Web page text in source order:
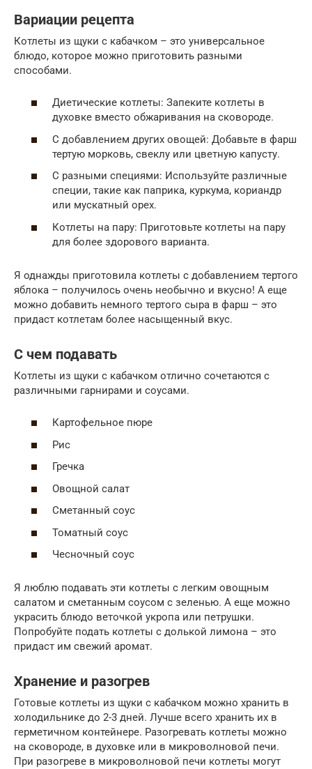
Вариации рецепта
Котлеты из щуки с кабачком – это универсальное
блюдо, которое можно приготовить разными
способами.
Диетические котлеты: Запеките котлеты в
духовке вместо обжаривания на сковороде.
С добавлением других овощей: Добавьте в фарш
тертую морковь, свеклу или цветную капусту.
С разными специями: Используйте различные
специи, такие как паприка, куркума, кориандр
или мускатный орех.
Котлеты на пару: Приготовьте котлеты на пару
для более здорового варианта.
Я однажды приготовила котлеты с добавлением тертого
яблока – получилось очень необычно и вкусно! А еще
можно добавить немного тертого сыра в фарш – это
придаст котлетам более насыщенный вкус.
С чем подавать
Котлеты из щуки с кабачком отлично сочетаются с
различными гарнирами и соусами.
Картофельное пюре
Рис
Гречка
Овощной салат
Сметанный соус
Томатный соус
Чесночный соус
Я люблю подавать эти котлеты с легким овощным
салатом и сметанным соусом с зеленью. А еще можно
украсить блюдо веточкой укропа или петрушки.
Попробуйте подать котлеты с долькой лимона – это
придаст им свежий аромат.
Хранение и разогрев
Готовые котлеты из щуки с кабачком можно хранить в
холодильнике до 2-3 дней. Лучше всего хранить их в
герметичном контейнере. Разогревать котлеты можно
на сковороде, в духовке или в микроволновой печи.
При разогреве в микроволновой печи котлеты могут